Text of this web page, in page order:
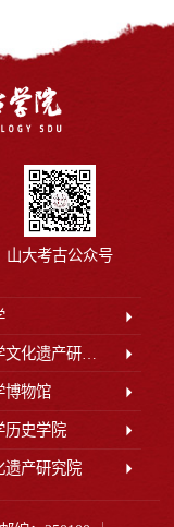
山大考古公众号
山东大学文化遗产研究院
博物馆
历史学院
遗产研究院